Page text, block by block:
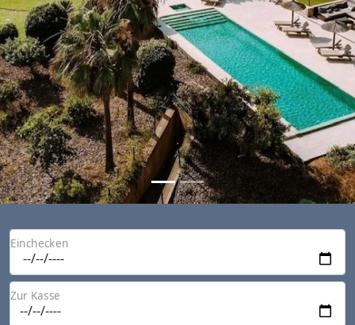
Einchecken
Zur Kasse